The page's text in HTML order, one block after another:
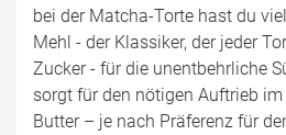
bei der Matcha-Torte hast du
Mehl - der Klassiker, der jeder
Zucker - für die unentbehrliche
sorgt für den nötigen Auftrieb
Butter – je nach Präferenz für